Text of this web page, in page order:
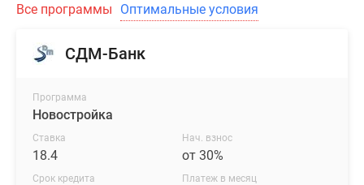
Все программы Оптимальные условия
СДМ-Банк
Программа
Новостройка
Ставка
18.4
Нач. взнос
от 30%
Срок кредита Платеж в месяц